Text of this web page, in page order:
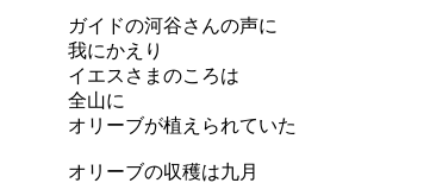
ドの河谷さんの声に
にかえり
スさまのころは
山に
ーブが植えられていた
ーブの収穫は九月